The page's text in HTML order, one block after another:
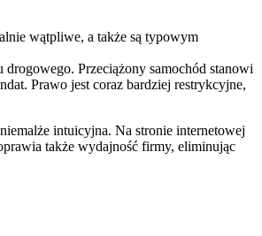
wątpliwe, a także są typowym
Przeciążony samochód stanowi
Prawo jest coraz bardziej restrykcyjne,
intuicyjna. Na stronie internetowej
także wydajność firmy, eliminując